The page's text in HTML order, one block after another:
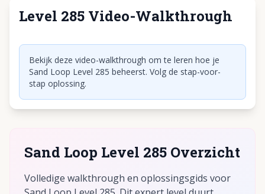
Level 285 Video-Walkthrough
Klik om video af te spelen
Bekijk deze video-walkthrough om te leren hoe je
Sand Loop Level 285 beheerst. Volg de stap-voor-
stap oplossing.
Sand Loop Level 285 Overzicht
Volledige walkthrough en oplossingsgids voor